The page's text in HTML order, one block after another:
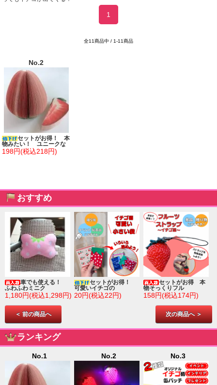
1
全11商品中 / 1-11商品
No.2
セットがお得！ 本
物みたい！ ユニークな
フルーツメモ帳 ストロ
ベリー型 単価１７８
198円(税込218円)
おすすめ
車でも使える！
ふわふわミニク
1,180円(税込1,298円)
セットがお得！
可愛いイチゴの
20円(税込22円)
セットがお得 本
物そっくりフル
158円(税込174円)
＜ 前の商品へ 次の商品へ ＞
ランキング
No.1 No.2 No.3